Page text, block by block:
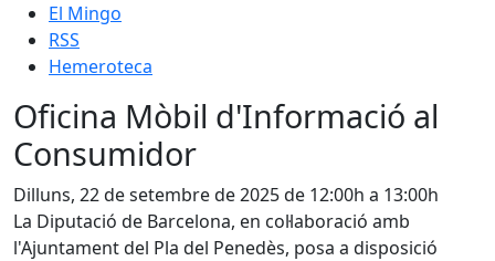
El Mingo
RSS
Hemeroteca
Oficina Mòbil d'Informació al
Consumidor
Dilluns, 22 de setembre de 2025 de 12:00h a 13:00h
La Diputació de Barcelona, en col·laboració amb
l'Ajuntament del Pla del Penedès, posa a disposició